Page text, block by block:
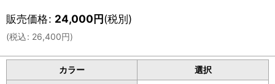
販売価格: 24,000円(税別)
(税込: 26,400円)
カラー
選択